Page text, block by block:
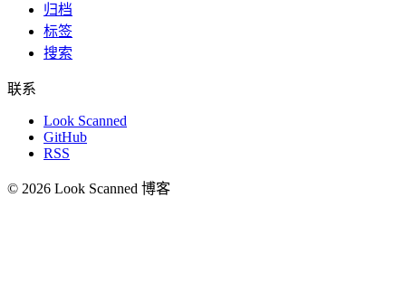
归档
标签
搜索
联系
Look Scanned
GitHub
RSS
© 2026 Look Scanned 博客